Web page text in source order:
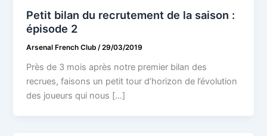
Petit bilan du recrutement de la saison :
épisode 2
Arsenal French Club/29/03/2019
Près de 3 mois après notre premier bilan des
recrues, faisons un petit tour d’horizon de l’évolution
des joueurs qui nous […]